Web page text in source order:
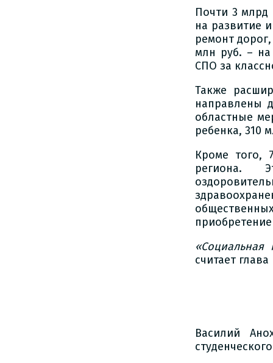
Почти 3 млрд
на развитие
ремонт
млн руб. –
СПО за
Также
направлены
областные
ребенка, 310
Кроме того,
региона.
«Социальная
считает
Василий